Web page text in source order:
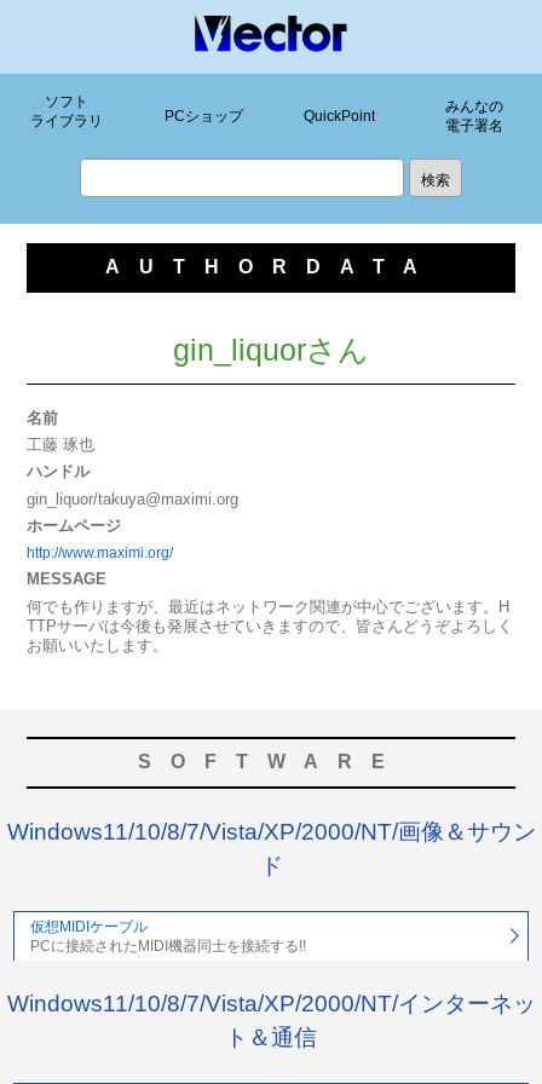
ソフト
ライブラリ
PCショップ QuickPoint
みんなの
電子署名
AUTHORDATA
gin_liquorさん
名前
工藤 琢也
ハンドル
gin_liquor/takuya@maximi.org
ホームページ
http://www.maximi.org/
MESSAGE
何でも作りますが、最近はネットワーク関連が中心でございます。H
TTPサーバは今後も発展させていきますので、皆さんどうぞよろしく
お願いいたします。
SOFTWARE
Windows11/10/8/7/Vista/XP/2000/NT/画像＆サウン
ド
仮想MIDIケーブル
PCに接続されたMIDI機器同士を接続する!!
Windows11/10/8/7/Vista/XP/2000/NT/インターネッ
ト＆通信